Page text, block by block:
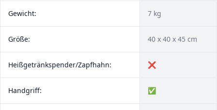
Gewicht: 7 kg
Größe: 40 x 40 x 45 cm
Heißgetränkspender/Zapfhahn: ❌
Handgriff: ✅